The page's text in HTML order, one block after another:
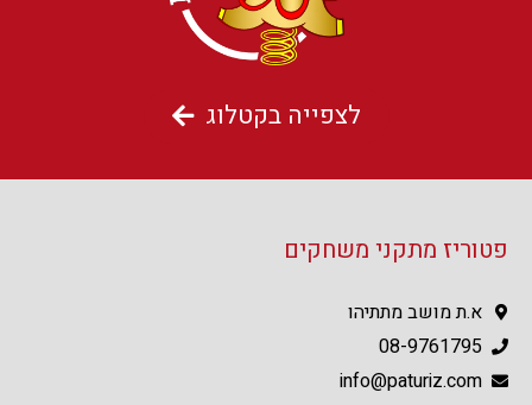
לצפייה בקטלוג
פטוריז מתקני משחקים
א.ת מושב מתתיהו
08-9761795
info@paturiz.com